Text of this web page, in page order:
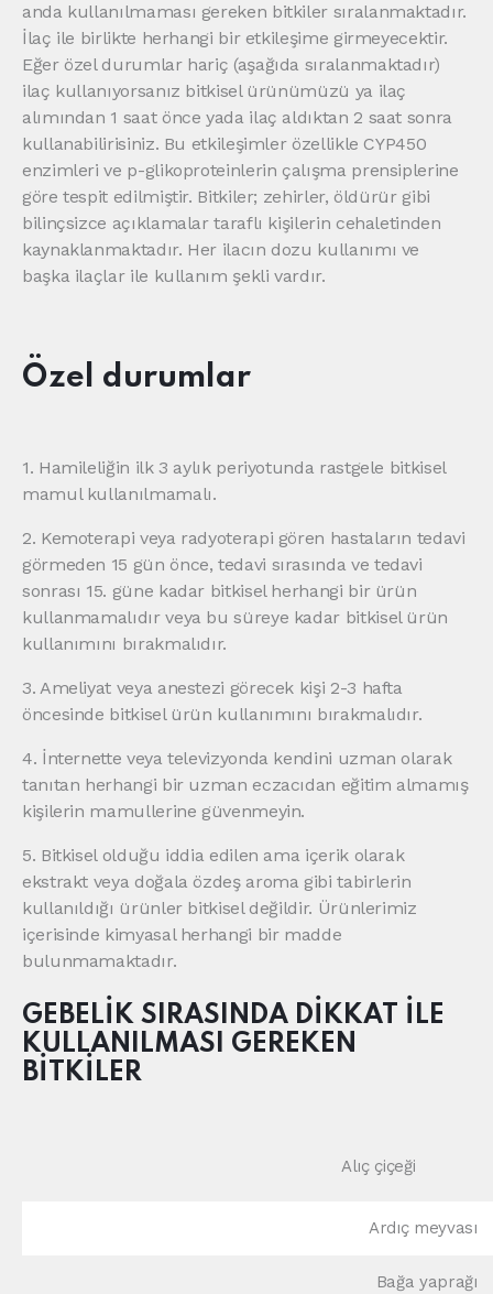
anda kullanılmaması gereken bitkiler sıralanmaktadır.
İlaç ile birlikte herhangi bir etkileşime girmeyecektir.
Eğer özel durumlar hariç (aşağıda sıralanmaktadır)
ilaç kullanıyorsanız bitkisel ürünümüzü ya ilaç
alımından 1 saat önce yada ilaç aldıktan 2 saat sonra
kullanabilirisiniz. Bu etkileşimler özellikle CYP450
enzimleri ve p-glikoproteinlerin çalışma prensiplerine
göre tespit edilmiştir. Bitkiler; zehirler, öldürür gibi
bilinçsizce açıklamalar taraflı kişilerin cehaletinden
kaynaklanmaktadır. Her ilacın dozu kullanımı ve
başka ilaçlar ile kullanım şekli vardır.
Özel durumlar
1. Hamileliğin ilk 3 aylık periyotunda rastgele bitkisel
mamul kullanılmamalı.
2. Kemoterapi veya radyoterapi gören hastaların tedavi
görmeden 15 gün önce, tedavi sırasında ve tedavi
sonrası 15. güne kadar bitkisel herhangi bir ürün
kullanmamalıdır veya bu süreye kadar bitkisel ürün
kullanımını bırakmalıdır.
3. Ameliyat veya anestezi görecek kişi 2-3 hafta
öncesinde bitkisel ürün kullanımını bırakmalıdır.
4. İnternette veya televizyonda kendini uzman olarak
tanıtan herhangi bir uzman eczacıdan eğitim almamış
kişilerin mamullerine güvenmeyin.
5. Bitkisel olduğu iddia edilen ama içerik olarak
ekstrakt veya doğala özdeş aroma gibi tabirlerin
kullanıldığı ürünler bitkisel değildir. Ürünlerimiz
içerisinde kimyasal herhangi bir madde
bulunmamaktadır.
GEBELİK SIRASINDA DİKKAT İLE
KULLANILMASI GEREKEN
BİTKİLER
Alıç çiçeği
Ardıç meyvası
Bağa yaprağı